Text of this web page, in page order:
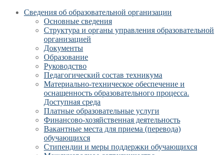
Сведения об образовательной организации
Основные сведения
Структура и органы управления образовательной
организацией
Документы
Образование
Руководство
Педагогический состав техникума
Материально-техническое обеспечение и
оснащенность образовательного процесса.
Доступная среда
Платные образовательные услуги
Финансово-хозяйственная деятельность
Вакантные места для приема (перевода)
обучающихся
Стипендии и меры поддержки обучающихся